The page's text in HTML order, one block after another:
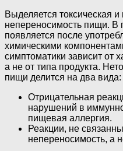
Выделяется токсическая и
непереносимость пищи. В
появляется после
химическими
симптоматики зависит от
а не от типа продукта.
пищи делится на два вида:
Отрицательная
нарушений в
пищевая аллергия.
Реакции, не
непереносимость, а